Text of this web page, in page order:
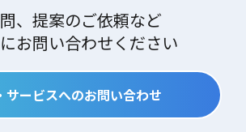
、提案のご依頼など
お問い合わせください
サービスへのお問い合わせ